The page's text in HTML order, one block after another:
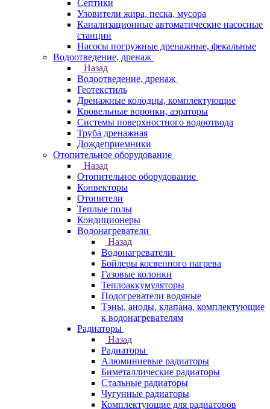
Септики
Уловители жира, песка, мусора
Канализационные автоматические насосные
станции
Насосы погружные дренажные, фекальные
Водоотведение, дренаж
Назад
Водоотведение, дренаж
Геотекстиль
Дренажные колодцы, комплектующие
Кровельные воронки, аэраторы
Системы поверхностного водоотвода
Труба дренажная
Дождеприемники
Отопительное оборудование
Назад
Отопительное оборудование
Конвекторы
Отопители
Теплые полы
Кондиционеры
Водонагреватели
Назад
Водонагреватели
Бойлеры косвенного нагрева
Газовые колонки
Теплоаккумуляторы
Подогреватели водяные
Тэны, аноды, клапана, комплектующие
к водонагревателям
Радиаторы
Назад
Радиаторы
Алюминиевые радиаторы
Биметаллические радиаторы
Стальные радиаторы
Чугунные радиаторы
Комплектующие для радиаторов